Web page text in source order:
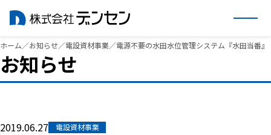
内
容
を
ッ
ホーム／お知らせ／電設資材事業／電源不要の水田水位管理システム『水田当番』
お知らせ
2019.06.27 電設資材事業